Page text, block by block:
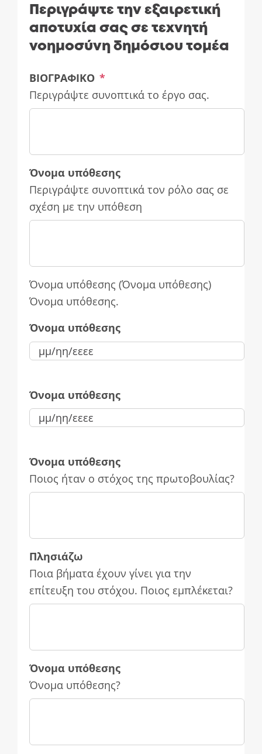
Περιγράψτε την εξαιρετική
αποτυχία σας σε τεχνητή
νοημοσύνη δημόσιου τομέα
ΒΙΟΓΡΑΦΙΚΟ *
Περιγράψτε συνοπτικά το έργο σας.
Όνομα υπόθεσης
Περιγράψτε συνοπτικά τον ρόλο σας σε
σχέση με την υπόθεση
Όνομα υπόθεσης (Όνομα υπόθεσης)
Όνομα υπόθεσης.
Όνομα υπόθεσης
Όνομα υπόθεσης
Όνομα υπόθεσης
Ποιος ήταν ο στόχος της πρωτοβουλίας?
Πλησιάζω
Ποια βήματα έχουν γίνει για την
επίτευξη του στόχου. Ποιος εμπλέκεται?
Όνομα υπόθεσης
Όνομα υπόθεσης?